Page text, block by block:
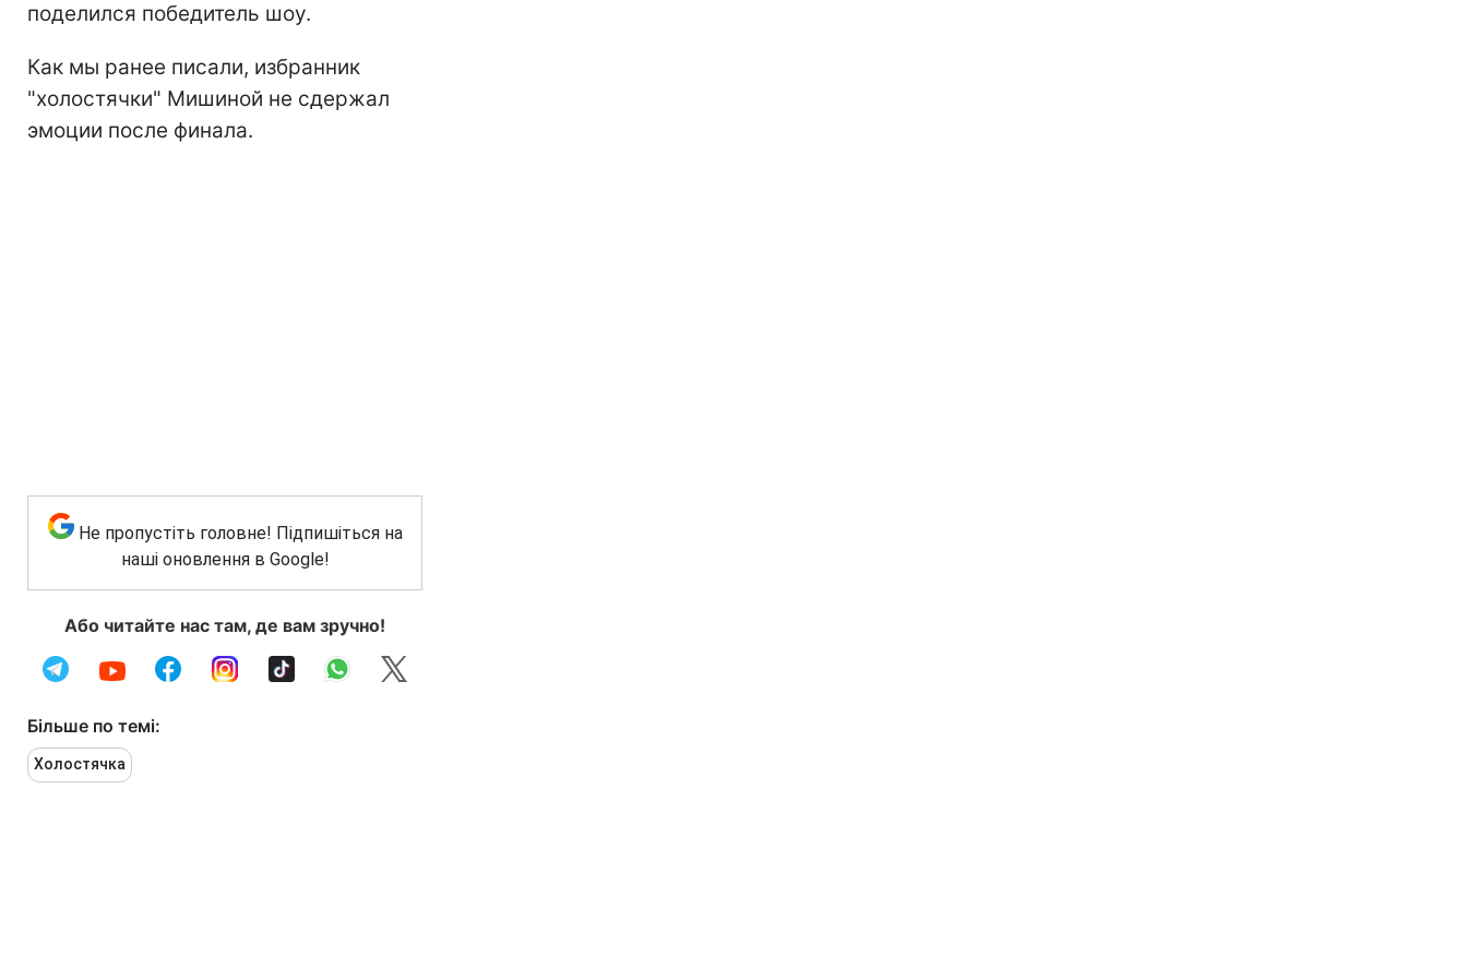
поделился победитель шоу.
Как мы ранее писали, избранник
"холостячки" Мишиной не сдержал
эмоции после финала.
Не пропустіть головне! Підпишіться на
наші оновлення в Google!
Або читайте нас там, де вам зручно!
Більше по темі:
Холостячка